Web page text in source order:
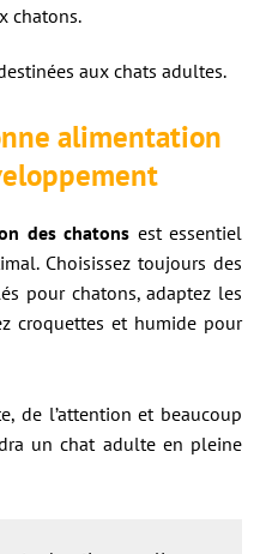
chatons.
aux chats adultes.
alimentation
des chatons est essentiel
Choisissez toujours des
pour chatons, adaptez les
croquettes et humide pour
de l’attention et beaucoup
un chat adulte en pleine